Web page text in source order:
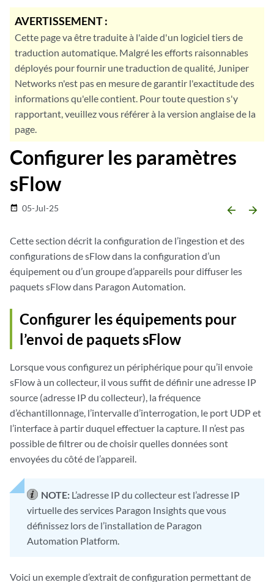
AVERTISSEMENT :
Cette page va être traduite à l'aide d'un logiciel tiers de
traduction automatique. Malgré les efforts raisonnables
déployés pour fournir une traduction de qualité, Juniper
Networks n'est pas en mesure de garantir l'exactitude des
informations qu'elle contient. Pour toute question s'y
rapportant, veuillez vous référer à la version anglaise de la
page.
Configurer les paramètres
sFlow
date_range 05-Jul-25 arrow_backward arrow_forward
Cette section décrit la configuration de l’ingestion et des
configurations de sFlow dans la configuration d’un
équipement ou d’un groupe d’appareils pour diffuser les
paquets sFlow dans Paragon Automation.
Configurer les équipements pour
l’envoi de paquets sFlow
Lorsque vous configurez un périphérique pour qu’il envoie
sFlow à un collecteur, il vous suffit de définir une adresse IP
source (adresse IP du collecteur), la fréquence
d’échantillonnage, l’intervalle d’interrogation, le port UDP et
l’interface à partir duquel effectuer la capture. Il n’est pas
possible de filtrer ou de choisir quelles données sont
envoyées du côté de l’appareil.
NOTE: L’adresse IP du collecteur est l’adresse IP
virtuelle des services Paragon Insights que vous
définissez lors de l’installation de Paragon
Automation Platform.
Voici un exemple d’extrait de configuration permettant de